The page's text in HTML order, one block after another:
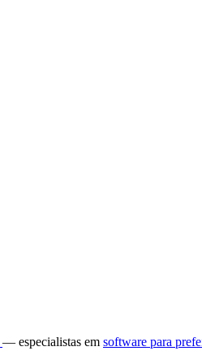
— especialistas em software para